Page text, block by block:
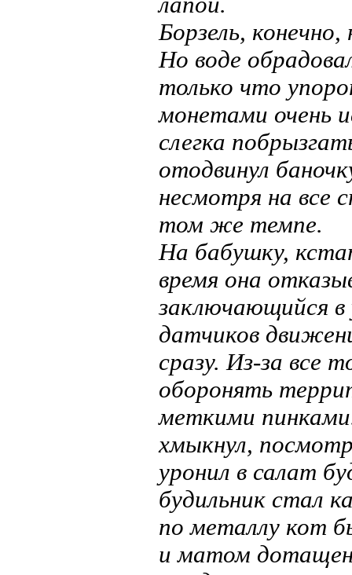
Борзель,
Но воде
только что
монетами очень
слегка
отодвинул
несмотря на все
том же темпе.
На бабушку,
время она
заключающийся в
датчиков
сразу. Из-за все
оборонять
меткими
хмыкнул,
уронил в салат
будильник стал
по металлу кот
и матом дотащен